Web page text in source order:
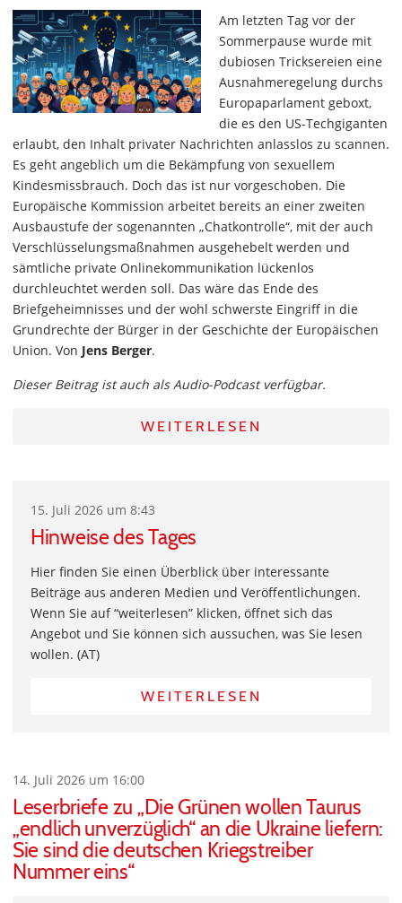
Am letzten Tag vor der
Sommerpause wurde mit
dubiosen Tricksereien eine
Ausnahmeregelung durchs
Europaparlament geboxt,
die es den US-Techgiganten
erlaubt, den Inhalt privater Nachrichten anlasslos zu scannen.
Es geht angeblich um die Bekämpfung von sexuellem
Kindesmissbrauch. Doch das ist nur vorgeschoben. Die
Europäische Kommission arbeitet bereits an einer zweiten
Ausbaustufe der sogenannten „Chatkontrolle“, mit der auch
Verschlüsselungsmaßnahmen ausgehebelt werden und
sämtliche private Onlinekommunikation lückenlos
durchleuchtet werden soll. Das wäre das Ende des
Briefgeheimnisses und der wohl schwerste Eingriff in die
Grundrechte der Bürger in der Geschichte der Europäischen
Union. Von Jens Berger.
Dieser Beitrag ist auch als Audio-Podcast verfügbar.
WEITERLESEN
15. Juli 2026 um 8:43
Hinweise des Tages
Hier finden Sie einen Überblick über interessante
Beiträge aus anderen Medien und Veröffentlichungen.
Wenn Sie auf “weiterlesen” klicken, öffnet sich das
Angebot und Sie können sich aussuchen, was Sie lesen
wollen. (AT)
WEITERLESEN
14. Juli 2026 um 16:00
Leserbriefe zu „Die Grünen wollen Taurus
„endlich unverzüglich“ an die Ukraine liefern:
Sie sind die deutschen Kriegstreiber
Nummer eins“